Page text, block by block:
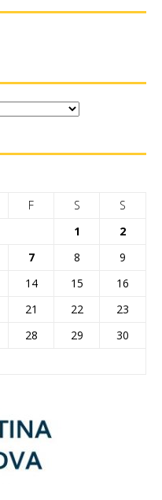
F S
S
1
2
7 8
9
14 15
16
21 22
23
28 29
30